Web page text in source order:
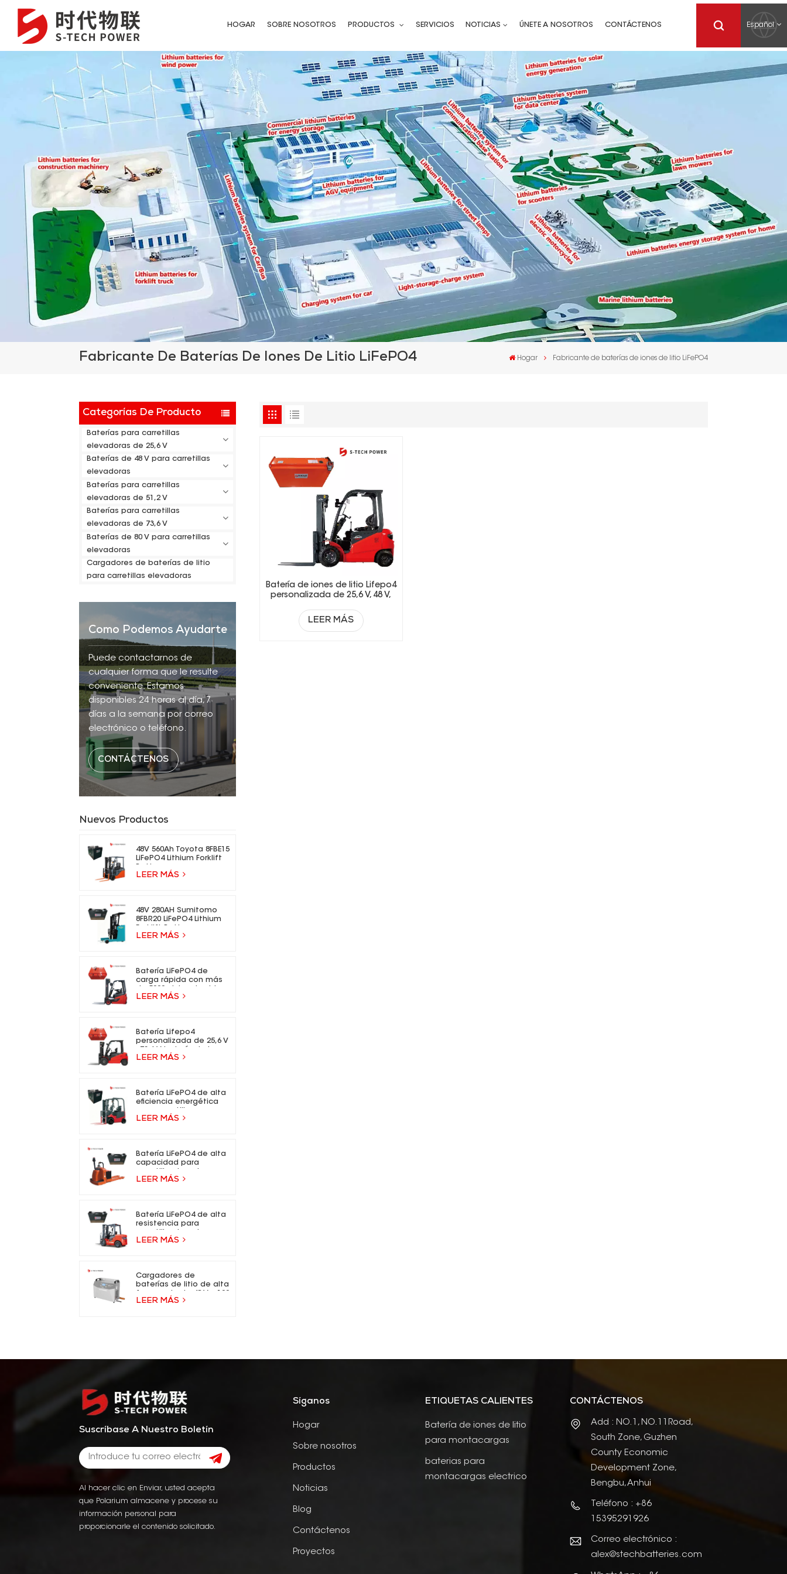
HOGAR SOBRE NOSOTROS PRODUCTOS SERVICIOS NOTICIAS ÚNETE A NOSOTROS CONTÁCTENOS Español
Fabricante De Baterías De Iones De Litio LiFePO4 Hogar Fabricante de baterías de iones de litio LiFePO4
Categorías De Producto
Baterías para carretillas
elevadoras de 25,6 V
Baterías de 48 V para carretillas
elevadoras
Baterías para carretillas
elevadoras de 51,2 V
Baterías para carretillas
elevadoras de 73,6 V
Baterías de 80 V para carretillas
elevadoras
Cargadores de baterías de litio
para carretillas elevadoras
Como Podemos Ayudarte
Puede contactarnos de
cualquier forma que le resulte
conveniente. Estamos
disponibles 24 horas al día, 7
días a la semana por correo
electrónico o teléfono.
CONTÁCTENOS
Nuevos Productos
48V 560Ah Toyota 8FBE15
LiFePO4 Lithium Forklift
LEER MÁS
48V 280AH Sumitomo
8FBR20 LiFePO4 Lithium
LEER MÁS
Batería LiFePO4 de
carga rápida con más
para carretillas
LEER MÁS
Batería Lifepo4
personalizada de 25,6 V
de litio para carretillas
LEER MÁS
Batería LiFePO4 de alta
eficiencia energética
elevadora eléctrica
LEER MÁS
Batería LiFePO4 de alta
capacidad para
eléctrica
LEER MÁS
Batería LiFePO4 de alta
resistencia para
eléctrica
LEER MÁS
Cargadores de
baterías de litio de alta
A para carretillas
LEER MÁS
Batería de iones de litio Lifepo4
personalizada de 25,6 V, 48 V,
montacargas.
LEER MÁS
Suscríbase A Nuestro Boletín
Al hacer clic en Enviar, usted acepta
que Polarium almacene y procese su
información personal para
proporcionarle el contenido solicitado.
Síganos
Hogar
Sobre nosotros
Productos
Noticias
Blog
Contáctenos
Proyectos
ETIQUETAS CALIENTES
Batería de iones de litio
para montacargas
baterias para
montacargas electrico
CONTÁCTENOS
Add : NO.1, NO.11Road,
South Zone, Guzhen
County Economic
Development Zone,
Bengbu, Anhui
Teléfono : +86
15395291926
Correo electrónico :
alex@stechbatteries.com